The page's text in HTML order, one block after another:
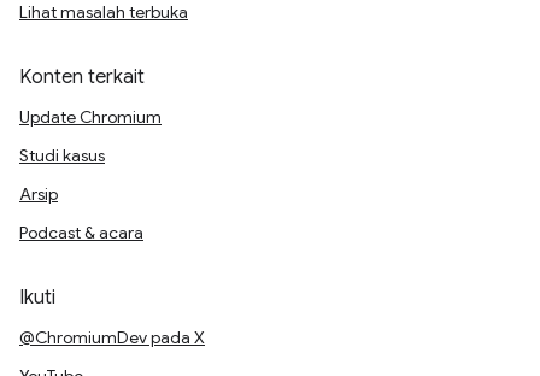
Lihat masalah terbuka
Konten terkait
Update Chromium
Studi kasus
Arsip
Podcast & acara
Ikuti
@ChromiumDev pada X